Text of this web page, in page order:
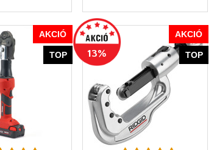
AKCIÓ
TOP 13%
AKCIÓ
TOP